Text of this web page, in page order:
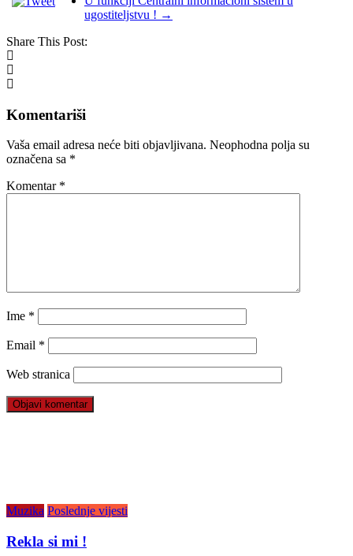
ugostiteljstvu ! →
Share This Post:
Komentariši
Vaša email adresa neće biti objavljivana. Neophodna polja su
označena sa *
Komentar *
Ime *
Email *
Web stranica
Muzika Poslednje vijesti
Rekla si mi !